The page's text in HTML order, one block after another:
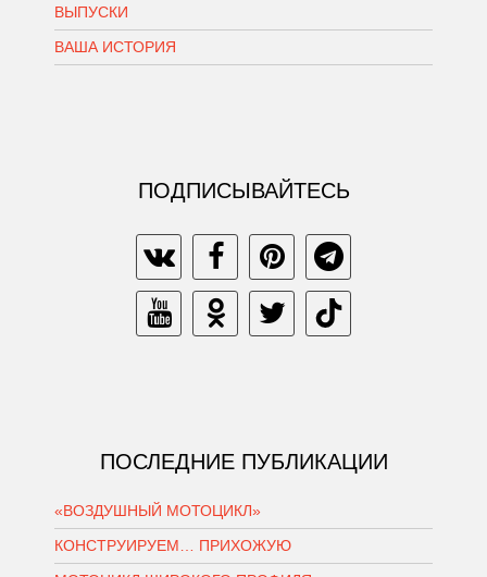
ВЫПУСКИ
ВАША ИСТОРИЯ
ПОДПИСЫВАЙТЕСЬ
ПОСЛЕДНИЕ ПУБЛИКАЦИИ
«ВОЗДУШНЫЙ МОТОЦИКЛ»
КОНСТРУИРУЕМ… ПРИХОЖУЮ